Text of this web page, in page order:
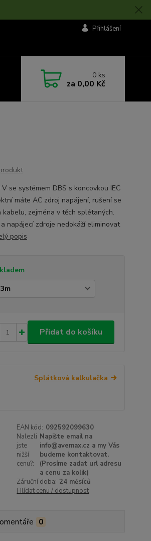
Přihlášení
0 ks
za 0,00 Kč
se systémem DBS s koncovkou IEC
máte AC zdroj napájení, rušení se
zejména v těch splétaných.
napájecí zdroje nedokáží eliminovat
popis
Přidat do košíku
Splátková kalkulačka
EAN kód: 092592099630
Nalezli
jste
nižší
cenu?:
Napište email na
info@avemax.cz a my Vás
budeme kontaktovat.
(Prosíme zadat url adresu
a cenu za kolik)
Záruční doba: 24 měsíců
Hlídat cenu / dostupnost
0